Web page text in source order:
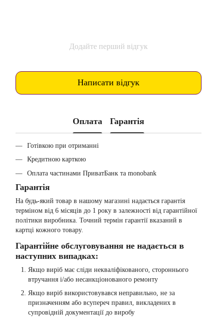
Додайте перший відгук
Написати відгук
Оплата Гарантія
Готівкою при отриманні
Кредитною карткою
Оплата частинами ПриватБанк та monobank
Гарантія
На будь-який товар в нашому магазині надається гарантія
терміном від 6 місяців до 1 року в залежності від гарантійної
політики виробника. Точний термін гарантії вказаний в
картці кожного товару.
Гарантійне обслуговування не надається в
наступних випадках:
Якщо виріб має сліди некваліфікованого, стороннього
втручання і/або несанкціонованого ремонту
Якщо виріб використовувався неправильно, не за
призначенням або всупереч правил, викладених в
супровідній документації до виробу